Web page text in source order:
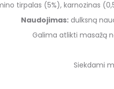
tirpalas (5%), karnozinas
Naudojimas: dulksną
Galima atlikti masažą
Siekdami